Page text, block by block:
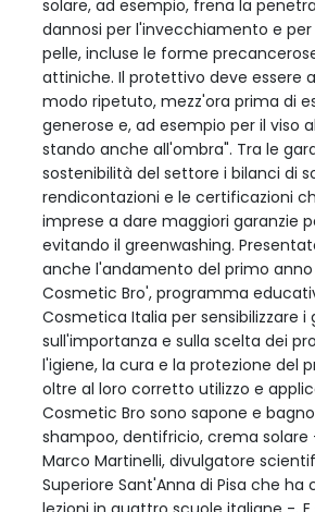
solare, ad esempio, frena la
dannosi per l'invecchiamento e
pelle, incluse le forme
attiniche. Il protettivo deve essere
modo ripetuto, mezz'ora prima di
generose e, ad esempio per il viso
stando anche all'ombra". Tra le
sostenibilità del settore i bilanci di
rendicontazioni e le certificazioni
imprese a dare maggiori garanzie
evitando il greenwashing.
anche l'andamento del primo
Cosmetic Bro', programma
Cosmetica Italia per sensibilizzare i
sull'importanza e sulla scelta dei
l'igiene, la cura e la protezione del
oltre al loro corretto utilizzo e
Cosmetic Bro sono sapone e
shampoo, dentifricio, crema
Marco Martinelli, divulgatore
Superiore Sant'Anna di Pisa che ha